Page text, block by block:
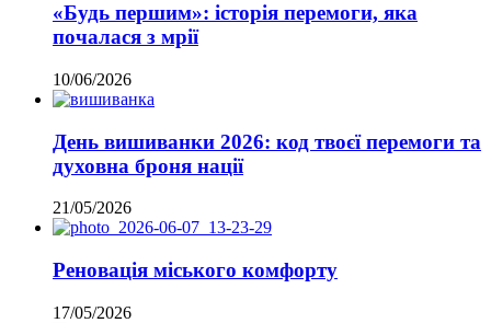
«Будь першим»: історія перемоги, яка
почалася з мрії
10/06/2026
День вишиванки 2026: код твоєї перемоги та
духовна броня нації
21/05/2026
Реновація міського комфорту
17/05/2026